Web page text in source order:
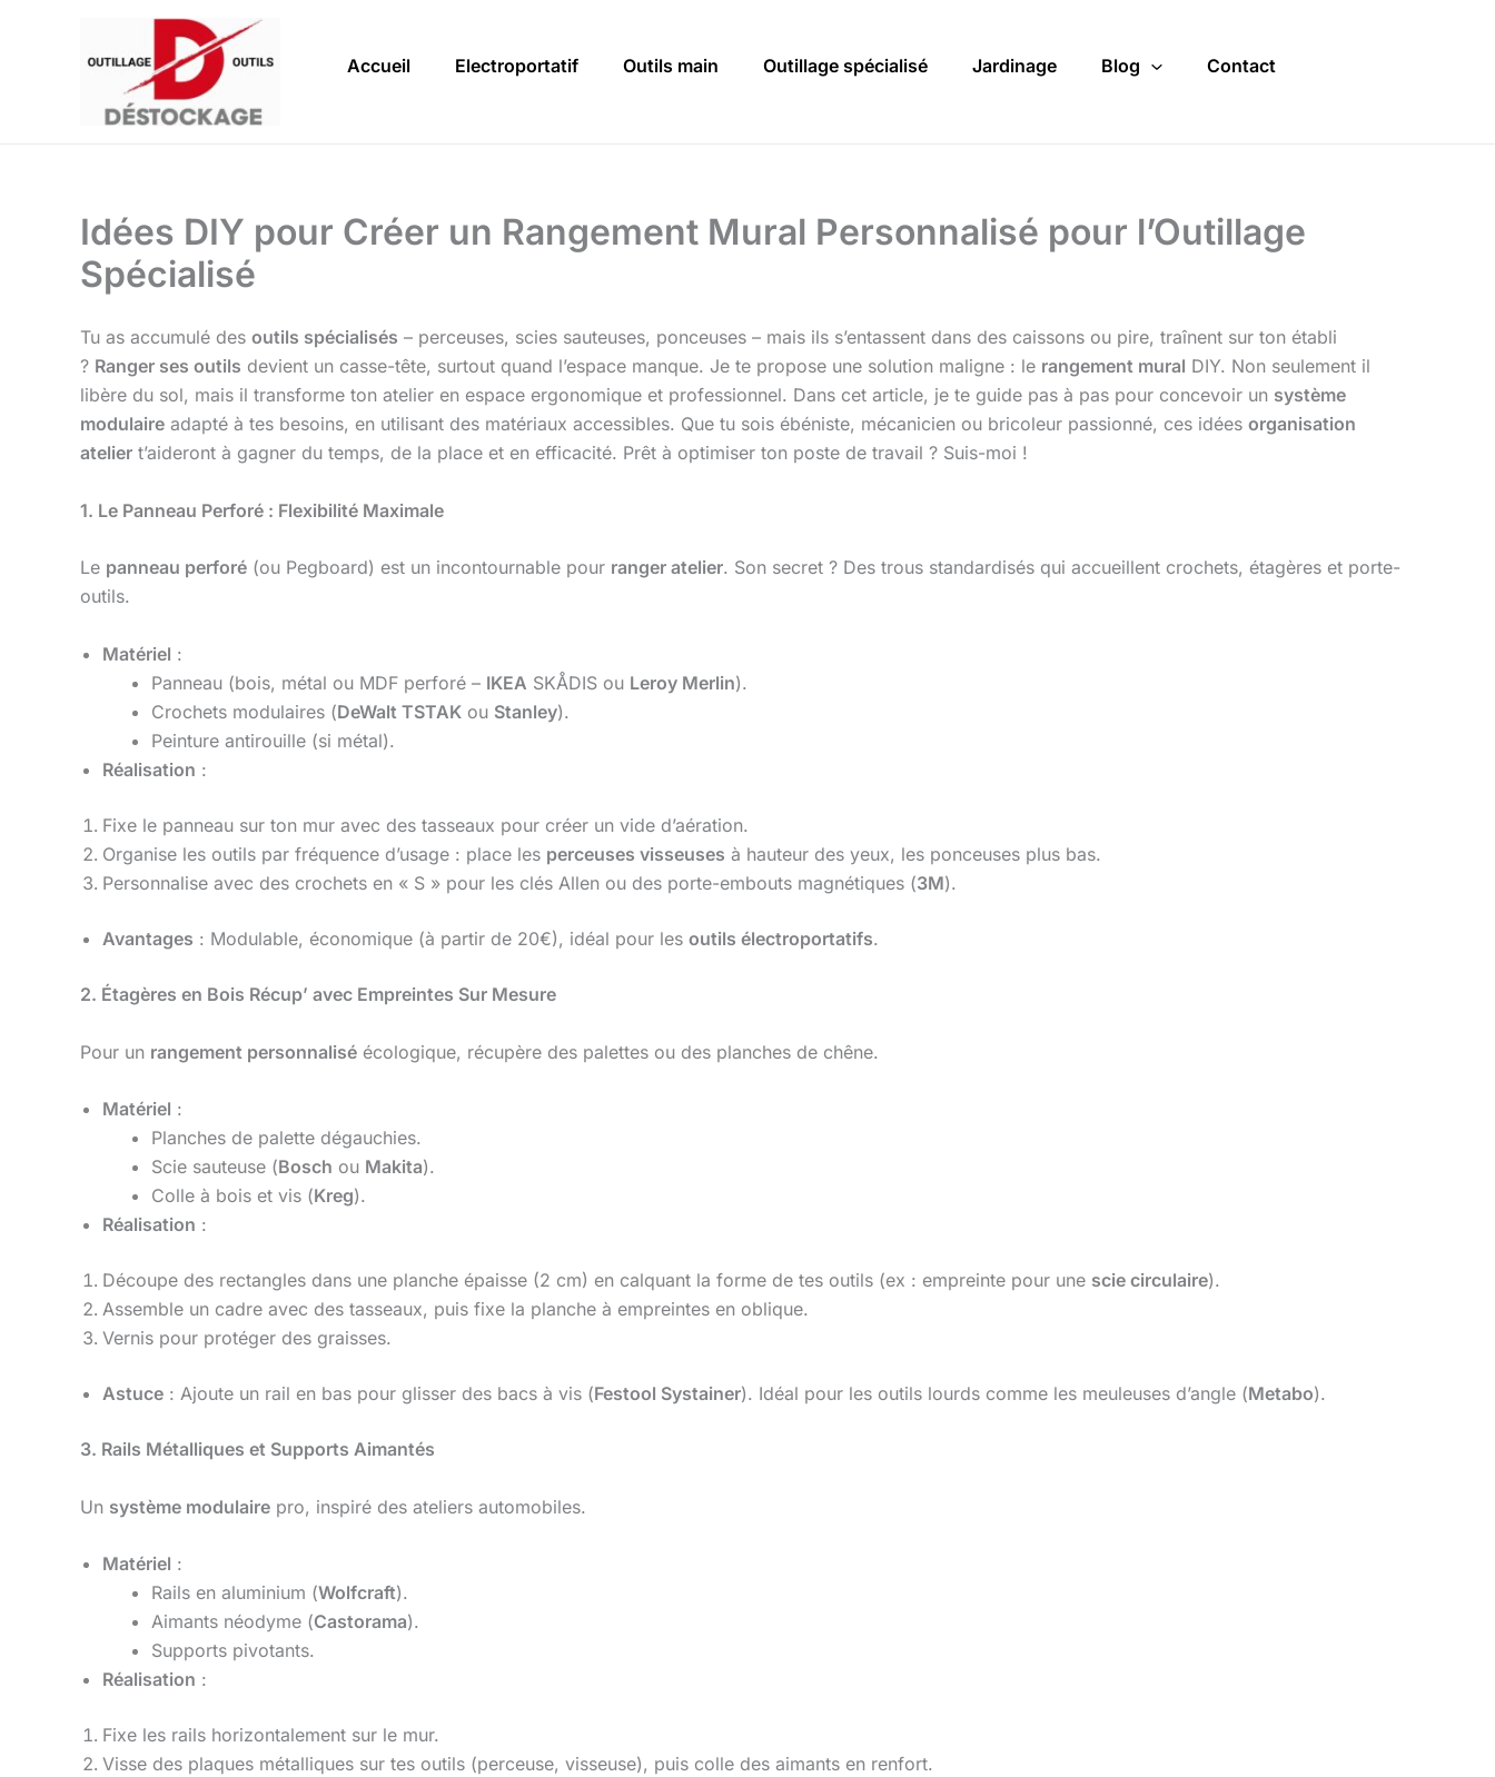
Accueil Electroportatif Outils main Outillage spécialisé Jardinage Blog Contact
Idées DIY pour Créer un Rangement Mural Personnalisé pour l’Outillage
Spécialisé
Tu as accumulé des outils spécialisés – perceuses, scies sauteuses, ponceuses – mais ils s’entassent dans des caissons ou pire, traînent sur ton établi
? Ranger ses outils devient un casse-tête, surtout quand l’espace manque. Je te propose une solution maligne : le rangement mural DIY. Non seulement il
libère du sol, mais il transforme ton atelier en espace ergonomique et professionnel. Dans cet article, je te guide pas à pas pour concevoir un système
modulaire adapté à tes besoins, en utilisant des matériaux accessibles. Que tu sois ébéniste, mécanicien ou bricoleur passionné, ces idées organisation
atelier t’aideront à gagner du temps, de la place et en efficacité. Prêt à optimiser ton poste de travail ? Suis-moi !
1. Le Panneau Perforé : Flexibilité Maximale
Le panneau perforé (ou Pegboard) est un incontournable pour ranger atelier. Son secret ? Des trous standardisés qui accueillent crochets, étagères et porte-
outils.
Matériel :
Panneau (bois, métal ou MDF perforé – IKEA SKÅDIS ou Leroy Merlin).
Crochets modulaires (DeWalt TSTAK ou Stanley).
Peinture antirouille (si métal).
Réalisation :
Fixe le panneau sur ton mur avec des tasseaux pour créer un vide d’aération.
Organise les outils par fréquence d’usage : place les perceuses visseuses à hauteur des yeux, les ponceuses plus bas.
Personnalise avec des crochets en « S » pour les clés Allen ou des porte-embouts magnétiques (3M).
Avantages : Modulable, économique (à partir de 20€), idéal pour les outils électroportatifs.
2. Étagères en Bois Récup’ avec Empreintes Sur Mesure
Pour un rangement personnalisé écologique, récupère des palettes ou des planches de chêne.
Matériel :
Planches de palette dégauchies.
Scie sauteuse (Bosch ou Makita).
Colle à bois et vis (Kreg).
Réalisation :
Découpe des rectangles dans une planche épaisse (2 cm) en calquant la forme de tes outils (ex : empreinte pour une scie circulaire).
Assemble un cadre avec des tasseaux, puis fixe la planche à empreintes en oblique.
Vernis pour protéger des graisses.
Astuce : Ajoute un rail en bas pour glisser des bacs à vis (Festool Systainer). Idéal pour les outils lourds comme les meuleuses d’angle (Metabo).
3. Rails Métalliques et Supports Aimantés
Un système modulaire pro, inspiré des ateliers automobiles.
Matériel :
Rails en aluminium (Wolfcraft).
Aimants néodyme (Castorama).
Supports pivotants.
Réalisation :
Fixe les rails horizontalement sur le mur.
Visse des plaques métalliques sur tes outils (perceuse, visseuse), puis colle des aimants en renfort.